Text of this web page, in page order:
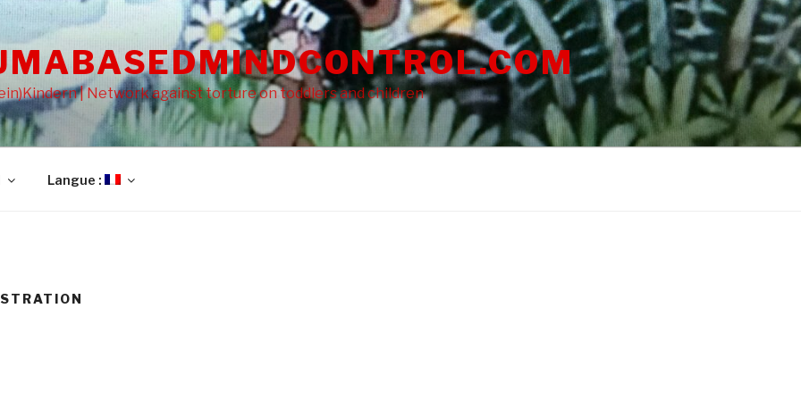
| Network against torture on toddlers and children
Langue :